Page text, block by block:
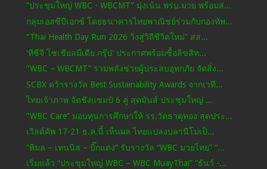
“ประชุมใหญ่ WBC - WBCMT” มุ่งเน้น พรบ.มวย พร้อมส่...
กลุ่มเอสซีบีเอกซ์ โดยธนาคารไทยพาณิชย์ร่วมกับกองทัพ...
“Thai Health Day Run 2026 วิ่งสู่วิถีชีวิตใหม่” สส...
'ทีซีจี โซเชียลมีเดีย กรุ๊ป' ประกาศพร้อมซื้อลิขสิท...
“WBC – WBCMT” รวมพลังช่วยผู้ประสบอุทกภัย จัดสิ่ง...
SCBX คว้ารางวัล Best Sustainability Awards จากเวที...
ไทยเจ้าภาพ จัดชิงแชมป์ 6 คู่ สุดมันส์ ประชุมใหญ่ ...
“WBC Care” มอบทุนการศึกษาให้ รร.วัดธาตุทอง สุดประ...
เวิลด์คัพ 17-21 ธ.ค.นี้ เห็นผล ไทยแปลงปลานีโม่เป็...
“พิมล – เทนนิส – บิ๊กแดง” รับรางวัล “WBC มวยไทย” “...
เริ่มแล้ว “ประชุมใหญ่ WBC – WBC MuayThai” “ธันว์ -...